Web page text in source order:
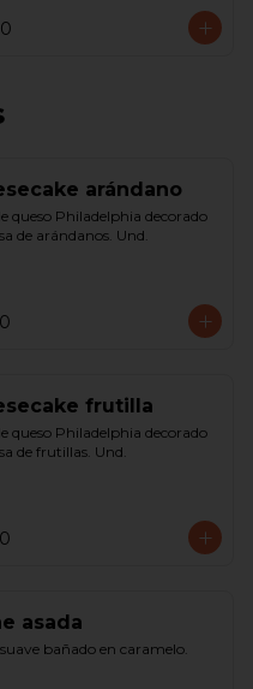
arándano
queso Philadelphia decorado
de arándanos. Und.
frutilla
queso Philadelphia decorado
de frutillas. Und.
asada
bañado en caramelo.